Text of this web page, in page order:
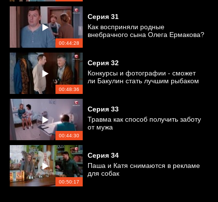
00:44:28
Серия 31
Как восприняли родные
внебрачного сына Олега Ермакова?
00:48:36
Серия 32
Конкурсы и фотографии - сможет
ли Бакулин стать лучшим рыбаком
00:44:30
Серия 33
Травма как способ получить заботу
от мужа
00:50:17
Серия 34
Паша и Катя снимаются в рекламе
для собак